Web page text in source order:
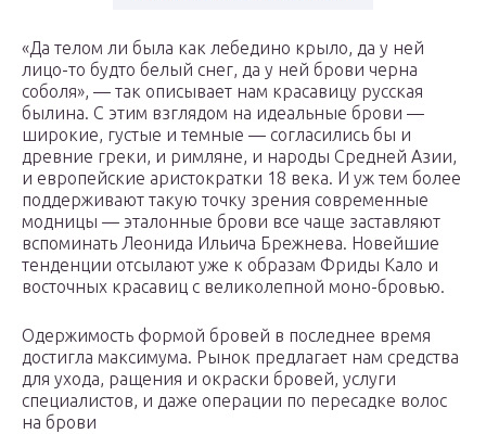
«Да телом ли была как лебедино крыло, да у ней
лицо-то будто белый снег, да у ней брови черна
соболя», — так описывает нам красавицу русская
былина. С этим взглядом на идеальные брови —
широкие, густые и темные — согласились бы и
древние греки, и римляне, и народы Средней Азии,
и европейские аристократки 18 века. И уж тем более
поддерживают такую точку зрения современные
модницы — эталонные брови все чаще заставляют
вспоминать Леонида Ильича Брежнева. Новейшие
тенденции отсылают уже к образам Фриды Кало и
восточных красавиц с великолепной моно-бровью.
Одержимость формой бровей в последнее время
достигла максимума. Рынок предлагает нам средства
для ухода, ращения и окраски бровей, услуги
специалистов, и даже операции по пересадке волос
на брови